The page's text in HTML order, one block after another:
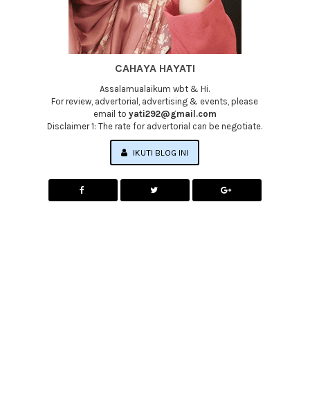
CAHAYA HAYATI
Assalamualaikum wbt & Hi.
For review, advertorial, advertising & events, please
email to yati292@gmail.com
Disclaimer 1: The rate for advertorial can be negotiate.
IKUTI BLOG INI